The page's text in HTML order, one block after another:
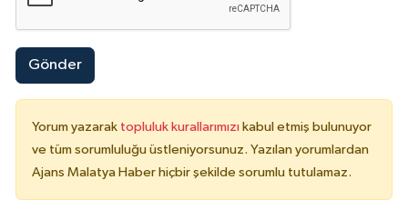
Gönder
Yorum yazarak topluluk kurallarımızı kabul etmiş bulunuyor
ve tüm sorumluluğu üstleniyorsunuz. Yazılan yorumlardan
Ajans Malatya Haber hiçbir şekilde sorumlu tutulamaz.